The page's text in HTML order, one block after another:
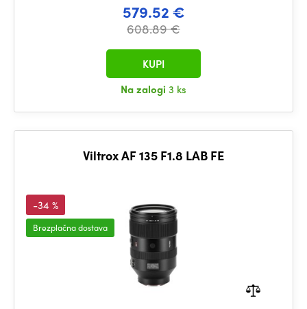
579.52 €
608.89 €
Na zalogi 3 ks
KUPI
Viltrox AF 135 F1.8 LAB FE
-34 %
Brezplačna dostava